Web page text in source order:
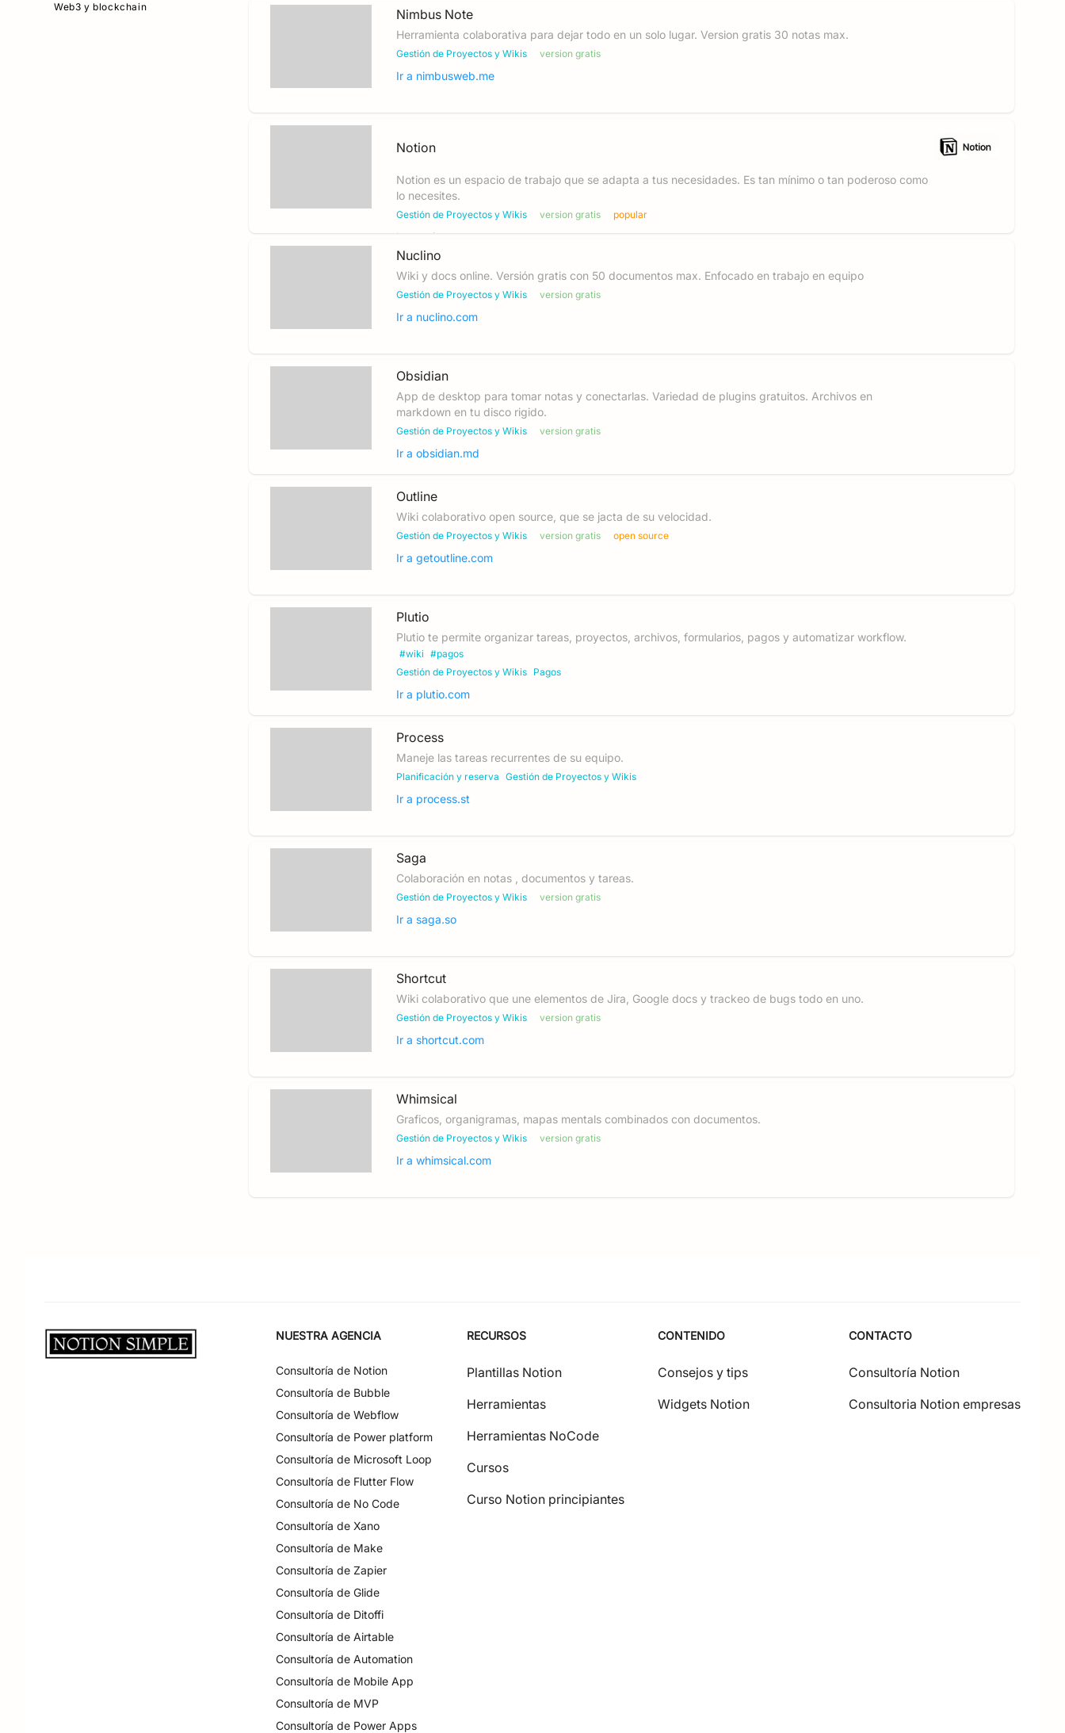
Web3 y blockchain
Nimbus Note
Herramienta colaborativa para dejar todo en un solo lugar. Version gratis 30 notas max.
Gestión de Proyectos y Wikis version gratis
Ir a nimbusweb.me
Notion
Notion es un espacio de trabajo que se adapta a tus necesidades. Es tan mínimo o tan poderoso como
lo necesites.
Gestión de Proyectos y Wikis version gratis popular
Ir a notion.so
Nuclino
Wiki y docs online. Versión gratis con 50 documentos max. Enfocado en trabajo en equipo
Gestión de Proyectos y Wikis version gratis
Ir a nuclino.com
Obsidian
App de desktop para tomar notas y conectarlas. Variedad de plugins gratuitos. Archivos en
markdown en tu disco rigido.
Gestión de Proyectos y Wikis version gratis
Ir a obsidian.md
Outline
Wiki colaborativo open source, que se jacta de su velocidad.
Gestión de Proyectos y Wikis version gratis open source
Ir a getoutline.com
Plutio
Plutio te permite organizar tareas, proyectos, archivos, formularios, pagos y automatizar workflow.
#wiki #pagos
Gestión de Proyectos y Wikis
Pagos
Ir a plutio.com
Process
Maneje las tareas recurrentes de su equipo.
Planificación y reserva Gestión de Proyectos y Wikis
Ir a process.st
Saga
Colaboración en notas , documentos y tareas.
Gestión de Proyectos y Wikis version gratis
Ir a saga.so
Shortcut
Wiki colaborativo que une elementos de Jira, Google docs y trackeo de bugs todo en uno.
Gestión de Proyectos y Wikis version gratis
Ir a shortcut.com
Whimsical
Graficos, organigramas, mapas mentals combinados con documentos.
Gestión de Proyectos y Wikis version gratis
Ir a whimsical.com
NUESTRA AGENCIA
Consultoría de Notion
Consultoría de Bubble
Consultoría de Webflow
Consultoría de Power platform
Consultoría de Microsoft Loop
Consultoría de Flutter Flow
Consultoría de No Code
Consultoría de Xano
Consultoría de Make
Consultoría de Zapier
Consultoría de Glide
Consultoría de Ditoffi
Consultoría de Airtable
Consultoría de Automation
Consultoría de Mobile App
Consultoría de MVP
Consultoría de Power Apps
RECURSOS
Plantillas Notion
Herramientas
Herramientas NoCode
Cursos
Curso Notion principiantes
CONTENIDO
Consejos y tips
Widgets Notion
CONTACTO
Consultoría Notion
Consultoria Notion empresas